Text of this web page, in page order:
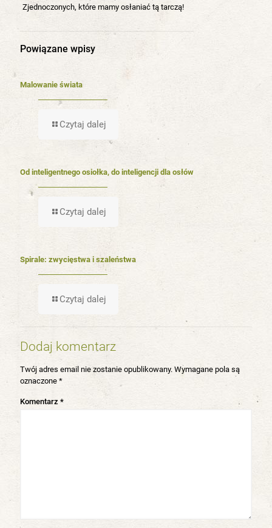
Zjednoczonych, które mamy osłaniać tą tarczą!
Powiązane wpisy
Malowanie świata
Czytaj dalej
Od inteligentnego osiołka, do inteligencji dla osłów
Czytaj dalej
Spirale: zwycięstwa i szaleństwa
Czytaj dalej
Dodaj komentarz
Twój adres email nie zostanie opublikowany. Wymagane pola są
oznaczone *
Komentarz *